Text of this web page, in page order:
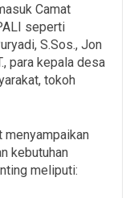
Camat
seperti
S.Sos., Jon
para kepala desa
tokoh
menyampaikan
kebutuhan
meliputi: